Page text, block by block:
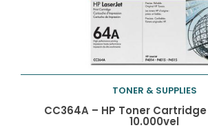
Toevoegen aan
TONER & SUPPLIES
CC364A – HP Toner
10.000vel